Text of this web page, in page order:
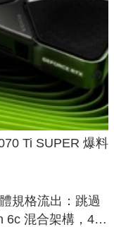
Ti SUPER 爆料
規格流出：跳過
6c 混合架構，4K